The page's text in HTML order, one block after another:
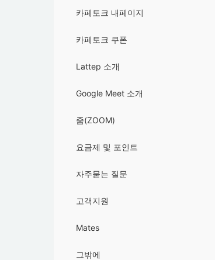
카페토크 내페이지
카페토크 쿠폰
Lattep 소개
Google Meet 소개
줌(ZOOM)
요금제 및 포인트
자주묻는 질문
고객지원
Mates
그밖에